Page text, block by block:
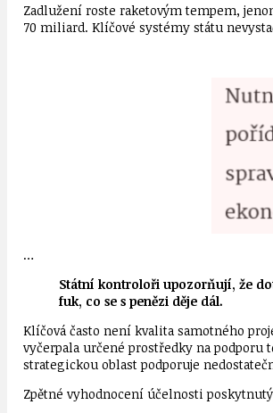
Zadlužení roste raketovým tempem,
70 miliard. Klíčové systémy státu
…
Státní kontroloři upozorňují, že
fuk, co se s penězi děje dál.
Klíčová často není kvalita samotného
vyčerpala určené prostředky na podporu
strategickou oblast podporuje
Zpětné vyhodnocení účelnosti